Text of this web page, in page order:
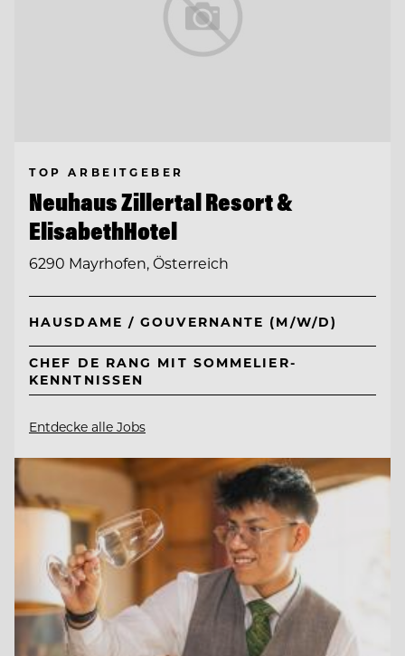
TOP ARBEITGEBER
Neuhaus Zillertal Resort &
ElisabethHotel
6290 Mayrhofen, Österreich
HAUSDAME / GOUVERNANTE (M/W/D)
CHEF DE RANG MIT SOMMELIER-
KENNTNISSEN
Entdecke alle Jobs